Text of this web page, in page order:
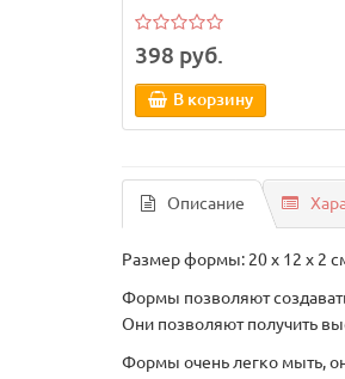
398 руб.
В корзину
Описание
Размер формы: 20 х 12 х 2
Формы позволяют
Они позволяют получить
Формы очень легко мыть,